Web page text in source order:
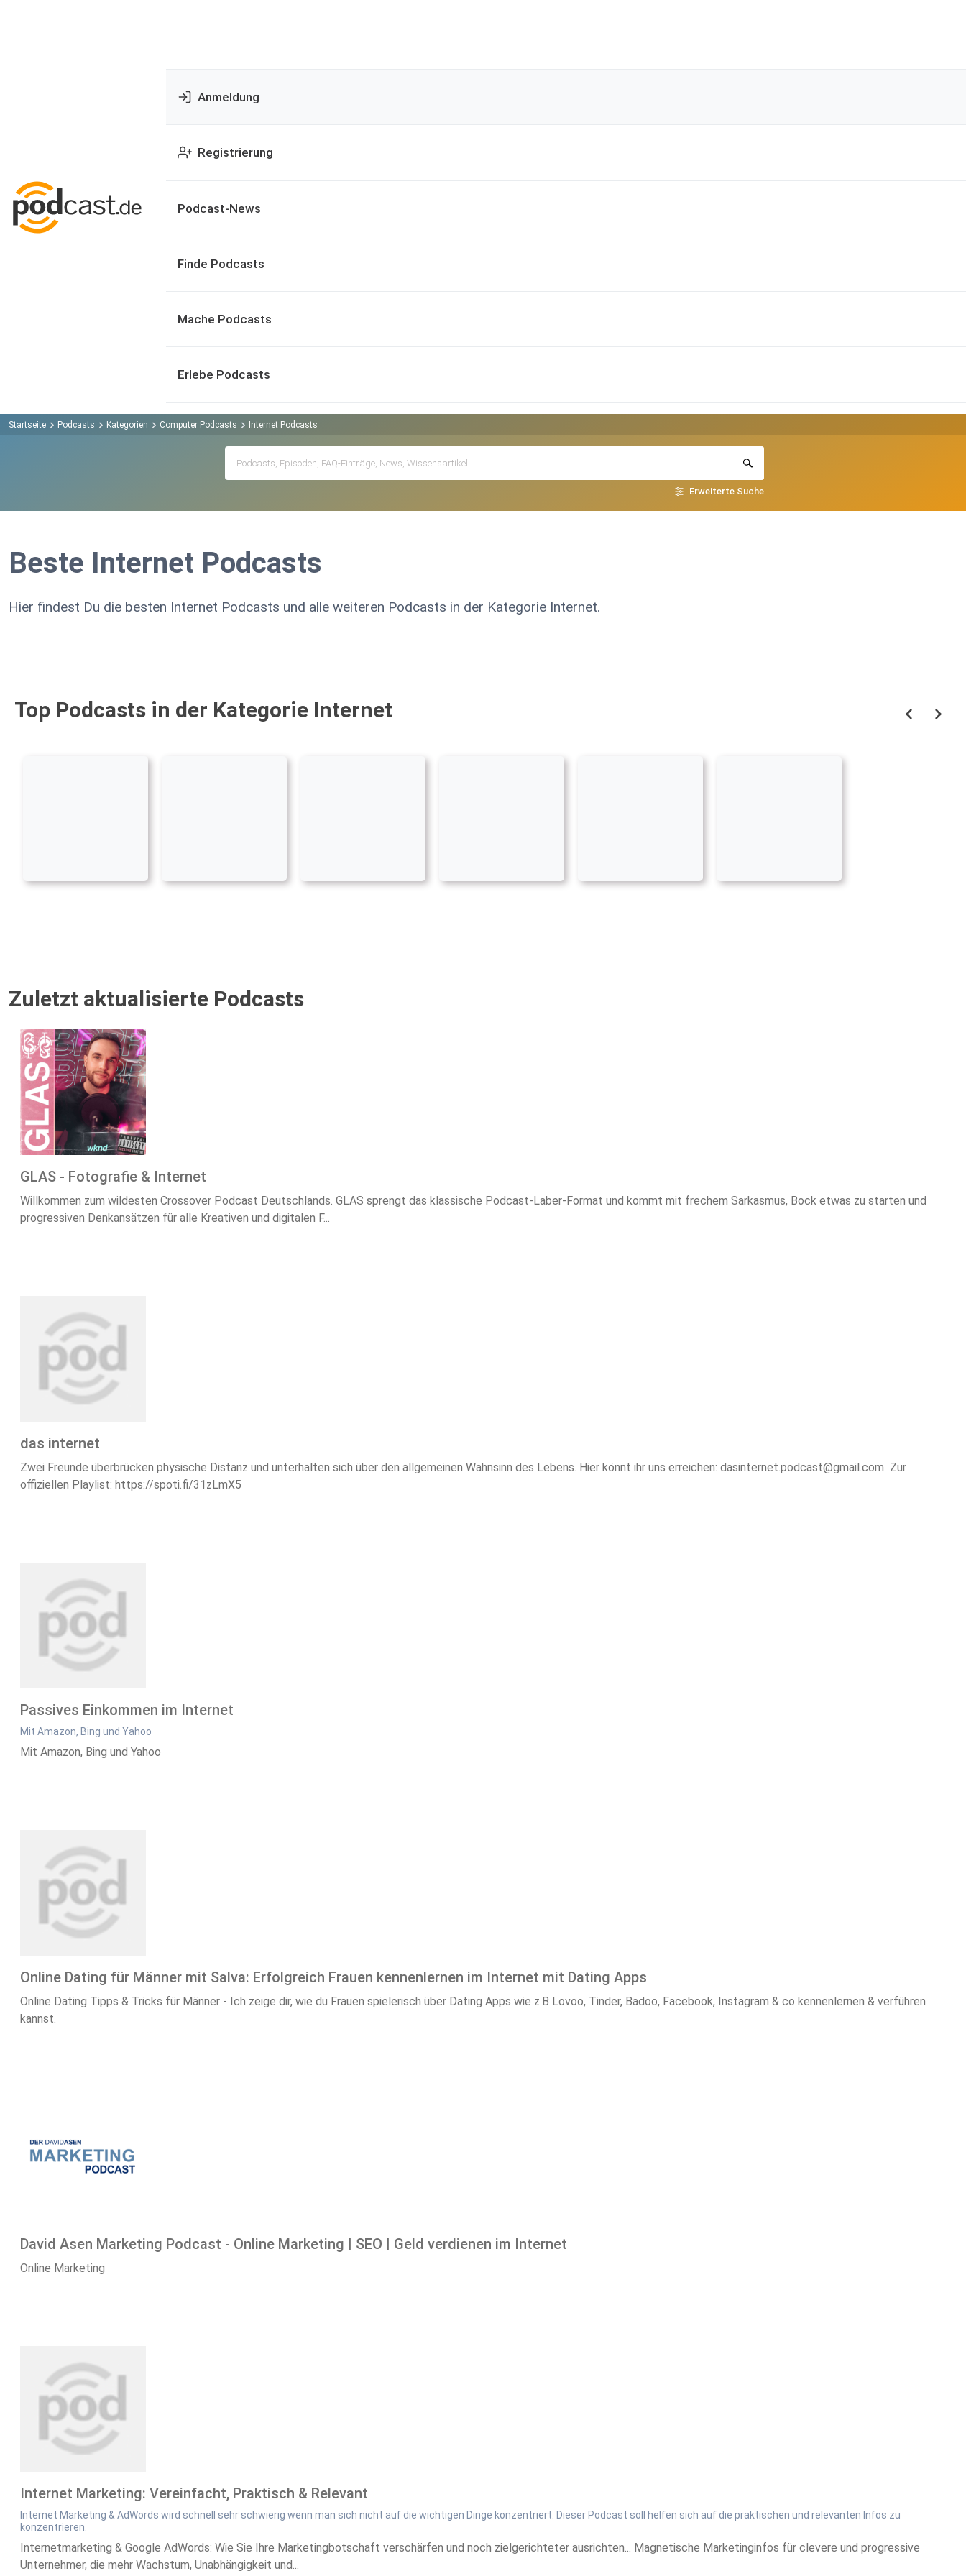
Anmeldung
Registrierung
Podcast-News
Finde Podcasts
Mache Podcasts
Erlebe Podcasts
Startseite Podcasts Kategorien Computer Podcasts Internet Podcasts
Erweiterte Suche
Beste Internet Podcasts
Hier findest Du die besten Internet Podcasts und alle weiteren Podcasts in der Kategorie Internet.
Top Podcasts in der Kategorie Internet
Zuletzt aktualisierte Podcasts
GLAS - Fotografie & Internet
Willkommen zum wildesten Crossover Podcast Deutschlands. GLAS sprengt das klassische Podcast-Laber-Format und kommt mit frechem Sarkasmus, Bock etwas zu starten und
progressiven Denkansätzen für alle Kreativen und digitalen F...
das internet
Zwei Freunde überbrücken physische Distanz und unterhalten sich über den allgemeinen Wahnsinn des Lebens. Hier könnt ihr uns erreichen: dasinternet.podcast@gmail.com Zur
offiziellen Playlist: https://spoti.fi/31zLmX5
Passives Einkommen im Internet
Mit Amazon, Bing und Yahoo
Mit Amazon, Bing und Yahoo
Online Dating für Männer mit Salva: Erfolgreich Frauen kennenlernen im Internet mit Dating Apps
Online Dating Tipps & Tricks für Männer - Ich zeige dir, wie du Frauen spielerisch über Dating Apps wie z.B Lovoo, Tinder, Badoo, Facebook, Instagram & co kennenlernen & verführen
kannst.
David Asen Marketing Podcast - Online Marketing | SEO | Geld verdienen im Internet
Online Marketing
Internet Marketing: Vereinfacht, Praktisch & Relevant
Internet Marketing & AdWords wird schnell sehr schwierig wenn man sich nicht auf die wichtigen Dinge konzentriert. Dieser Podcast soll helfen sich auf die praktischen und relevanten Infos zu
konzentrieren.
Internetmarketing & Google AdWords: Wie Sie Ihre Marketingbotschaft verschärfen und noch zielgerichteter ausrichten... Magnetische Marketinginfos für clevere und progressive
Unternehmer, die mehr Wachstum, Unabhängigkeit und...